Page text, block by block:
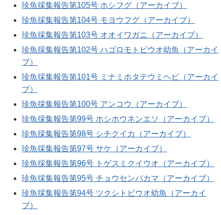
珍魚採集報告第105号 ホシフグ（アーカイブ）
珍魚採集報告第104号 モヨウフグ（アーカイブ）
珍魚採集報告第103号 オオイワガニ（アーカイブ）
珍魚採集報告第102号 ハゴロモトビウオ幼魚（アーカイ
ブ）
珍魚採集報告第101号 ミナミホタテウミヘビ（アーカイ
ブ）
珍魚採集報告第100号 アンコウ（アーカイブ）
珍魚採集報告第99号 ホシホウネンエソ（アーカイブ）
珍魚採集報告第98号 シチクイカ（アーカイブ）
珍魚採集報告第97号 サケ（アーカイブ）
珍魚採集報告第96号 トゲスミクイウオ（アーカイブ）
珍魚採集報告第95号 チョウセンバカマ（アーカイブ）
珍魚採集報告第94号 ツクシトビウオ幼魚（アーカイ
ブ）